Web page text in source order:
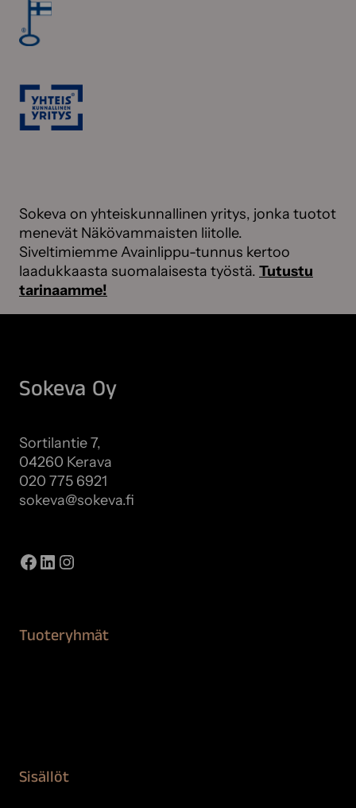
Sokeva on yhteiskunnallinen yritys, jonka tuotot
menevät Näkövammaisten liitolle.
Siveltimiemme Avainlippu-tunnus kertoo
laadukkaasta suomalaisesta työstä. Tutustu
tarinaamme!
Sokeva Oy
Sortilantie 7,
04260 Kerava
020 775 6921
sokeva@sokeva.fi
Facebook
LinkedIn
Instagram
Tuoteryhmät
Sisällöt